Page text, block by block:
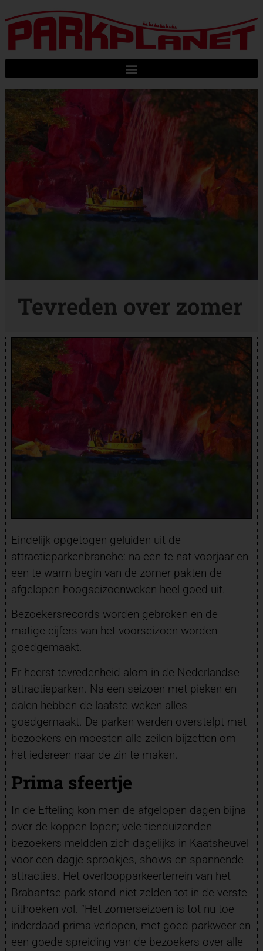
Tevreden over zomer
Eindelijk opgetogen geluiden uit de
attractieparkenbranche: na een te nat voorjaar en
een te warm begin van de zomer pakten de
afgelopen hoogseizoenweken heel goed uit.
Bezoekersrecords worden gebroken en de
matige cijfers van het voorseizoen worden
goedgemaakt.
Er heerst tevredenheid alom in de Nederlandse
attractieparken. Na een seizoen met pieken en
dalen hebben de laatste weken alles
goedgemaakt. De parken werden overstelpt met
bezoekers en moesten alle zeilen bijzetten om
het iedereen naar de zin te maken.
Prima sfeertje
In de Efteling kon men de afgelopen dagen bijna
over de koppen lopen; vele tienduizenden
bezoekers meldden zich dagelijks in Kaatsheuvel
voor een dagje sprookjes, shows en spannende
attracties. Het overloopparkeerterrein van het
Brabantse park stond niet zelden tot in de verste
uithoeken vol. “Het zomerseizoen is tot nu toe
inderdaad prima verlopen, met goed parkweer en
een goede spreiding van de bezoekers over alle